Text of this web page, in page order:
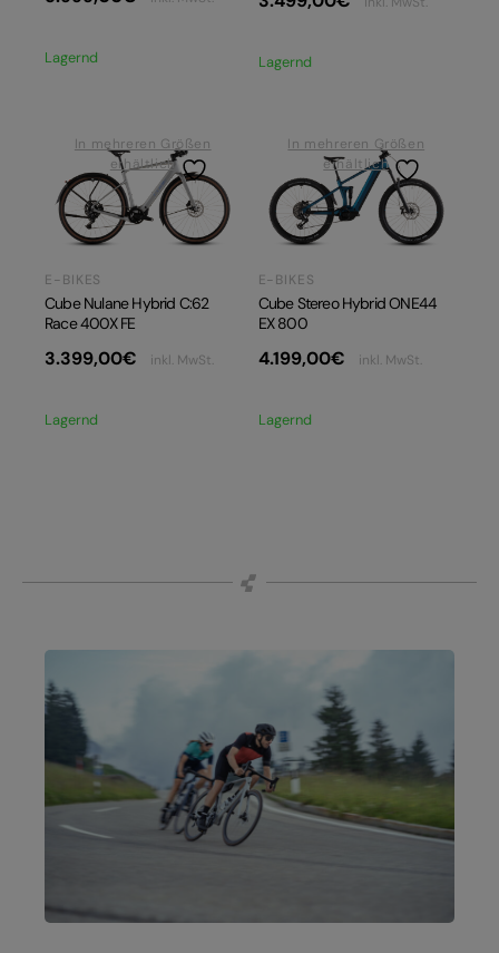
Lagernd Lagernd
In mehreren Größen
erhältlich
E-BIKES
Cube Nulane Hybrid C:62
Race 400X FE
3.399,00€ inkl. MwSt.
Lagernd
In mehreren Größen
erhältlich
E-BIKES
Cube Stereo Hybrid ONE44
EX 800
4.199,00€ inkl. MwSt.
Lagernd